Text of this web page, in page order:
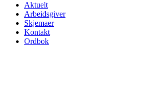
Aktuelt
Arbeidsgiver
Skjemaer
Kontakt
Ordbok